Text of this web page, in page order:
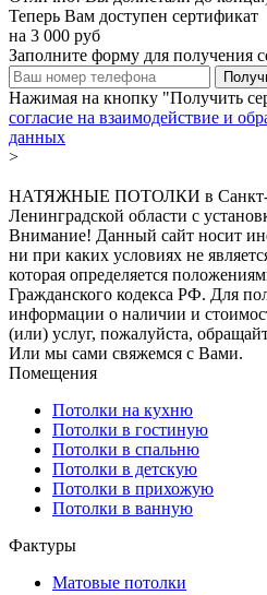
Теперь Вам доступен сертификат
на 3 000 руб
Заполните форму для получения
Нажимая на кнопку "Получить
согласие на взаимодействие и
данных
>
НАТЯЖНЫЕ ПОТОЛКИ в Санкт-
Ленинградской области с
Внимание! Данный сайт носит
ни при каких условиях не
которая определяется
Гражданского кодекса РФ. Для
информации о наличии и
(или) услуг, пожалуйста,
Или мы сами свяжемся с Вами.
Помещения
Потолки на кухню
Потолки в гостиную
Потолки в спальню
Потолки в детскую
Потолки в прихожую
Потолки в ванную
Фактуры
Матовые потолки